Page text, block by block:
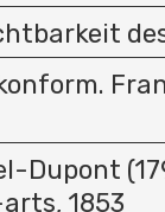
Dupont
1853